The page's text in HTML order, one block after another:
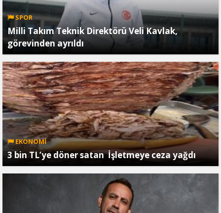
SPOR
Milli Takım Teknik Direktörü Veli Kavlak,
görevinden ayrıldı
EKONOMİ
3 bin TL’ye döner satan İşletmeye ceza yağdı